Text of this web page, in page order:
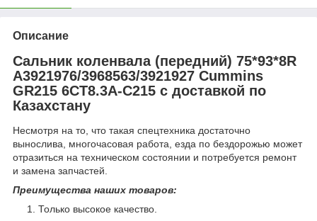
Описание
Сальник коленвала (передний) 75*93*8R
A3921976/3968563/3921927 Cummins
GR215 6CT8.3A-C215 с доставкой по
Казахстану
Несмотря на то, что такая спецтехника достаточно
вынослива, многочасовая работа, езда по бездорожью может
отразиться на техническом состоянии и потребуется ремонт
и замена запчастей.
Преимущества наших товаров:
Только высокое качество.